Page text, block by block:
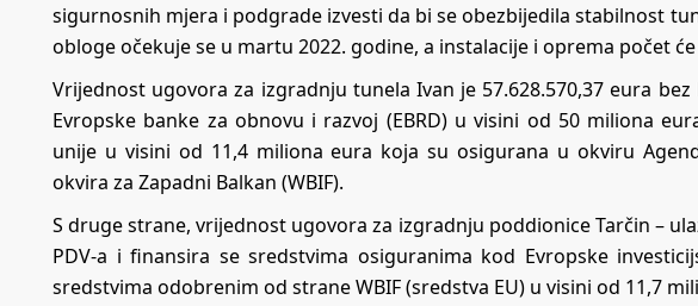
sigurnosnih mjera i podgrade izvesti da bi se obezbijedila stabilnost
obloge očekuje se u martu 2022. godine, a instalacije i oprema počet
Vrijednost ugovora za izgradnju tunela Ivan je 57.628.570,37 eura
Evropske banke za obnovu i razvoj (EBRD) u visini od 50 miliona
unije u visini od 11,4 miliona eura koja su osigurana u okviru
okvira za Zapadni Balkan (WBIF).
S druge strane, vrijednost ugovora za izgradnju poddionice Tarčin –
PDV-a i finansira se sredstvima osiguranima kod Evropske
sredstvima odobrenim od strane WBIF (sredstva EU) u visini od 11,7